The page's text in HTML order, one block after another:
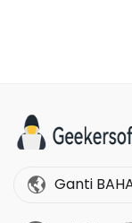
Ganti